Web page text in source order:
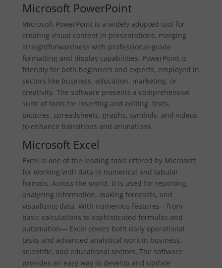
Microsoft PowerPoint
Microsoft PowerPoint is a widely adopted tool for
creating visual content in presentations, merging
straightforwardness with professional-grade
formatting and display capabilities. PowerPoint is
friendly for both beginners and experts, employed in
sectors like business, education, marketing, or
creativity. The software presents a comprehensive
suite of tools for inserting and editing. texts,
pictures, spreadsheets, graphs, symbols, and videos,
to enhance transitions and animations.
Microsoft Excel
Excel is one of the leading tools offered by Microsoft
for working with data in numerical and tabular
formats. Across the world, it is used for reporting,
analyzing information, making forecasts, and
visualizing data. With numerous features—from
basic calculations to sophisticated formulas and
automation— Excel covers both daily operational
tasks and advanced analytical work in business,
scientific, and educational sectors. The software
provides an easy way to develop and update